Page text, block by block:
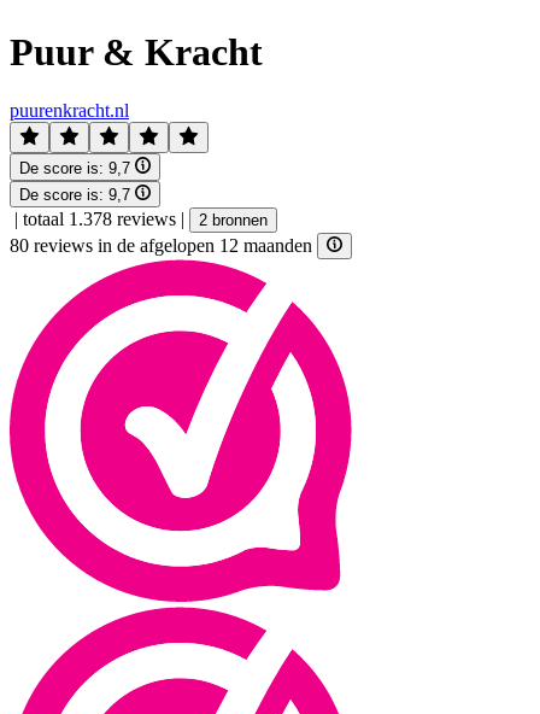
Puur & Kracht
puurenkracht.nl
De score is: 9,7
De score is: 9,7
| totaal 1.378 reviews | 2 bronnen
80 reviews in de afgelopen 12 maanden